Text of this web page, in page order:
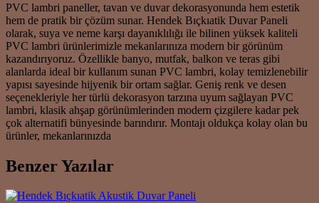
PVC lambri paneller, tavan ve duvar dekorasyonunda hem estetik
hem de pratik bir çözüm sunar. Hendek Bıçkıatik Duvar Paneli
olarak, suya ve neme karşı dayanıklılığı ile bilinen yüksek kaliteli
PVC lambri ürünlerimizle mekanlarınıza modern bir görünüm
kazandırıyoruz. Özellikle banyo, mutfak, balkon ve teras gibi
alanlarda ideal bir kullanım sunan PVC lambri, kolay temizlenebilir
yapısı sayesinde hijyenik bir ortam sağlar. Geniş renk ve desen
seçenekleriyle her türlü dekorasyon tarzına uyum sağlayan PVC
lambri, klasik ahşap görünümlerinden modern çizgilere kadar pek
çok alternatifi bünyesinde barındırır. Montajı oldukça kolay olan bu
ürünler, mekanlarınızda
Benzer Yazılar